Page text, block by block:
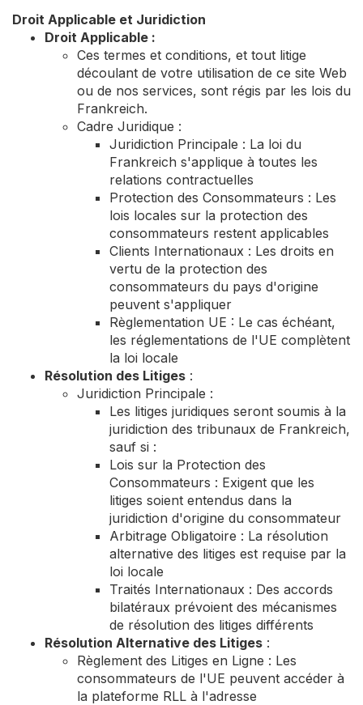
Droit Applicable et Juridiction
Droit Applicable :
Ces termes et conditions, et tout litige
découlant de votre utilisation de ce site Web
ou de nos services, sont régis par les lois du
Frankreich.
Cadre Juridique :
Juridiction Principale : La loi du
Frankreich s'applique à toutes les
relations contractuelles
Protection des Consommateurs : Les
lois locales sur la protection des
consommateurs restent applicables
Clients Internationaux : Les droits en
vertu de la protection des
consommateurs du pays d'origine
peuvent s'appliquer
Règlementation UE : Le cas échéant,
les réglementations de l'UE complètent
la loi locale
Résolution des Litiges :
Juridiction Principale :
Les litiges juridiques seront soumis à la
juridiction des tribunaux de Frankreich,
sauf si :
Lois sur la Protection des
Consommateurs : Exigent que les
litiges soient entendus dans la
juridiction d'origine du consommateur
Arbitrage Obligatoire : La résolution
alternative des litiges est requise par la
loi locale
Traités Internationaux : Des accords
bilatéraux prévoient des mécanismes
de résolution des litiges différents
Résolution Alternative des Litiges :
Règlement des Litiges en Ligne : Les
consommateurs de l'UE peuvent accéder à
la plateforme RLL à l'adresse